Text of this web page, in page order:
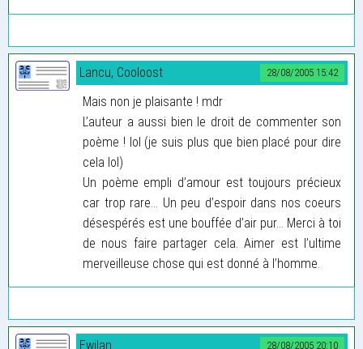
28/08/2005 15:42
Lancu, Cooloost
Mais non je plaisante ! mdr
L’auteur a aussi bien le droit de commenter son
poème ! lol (je suis plus que bien placé pour dire
cela lol)
Un poème empli d’amour est toujours précieux
car trop rare... Un peu d’espoir dans nos coeurs
désespérés est une bouffée d’air pur... Merci à toi
de nous faire partager cela. Aimer est l’ultime
merveilleuse chose qui est donné à l’homme.
28/08/2005 20:10
Ewilan